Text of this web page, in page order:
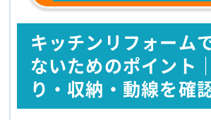
キッチンリフォーム
ないためのポイント
り・収納・動線を確